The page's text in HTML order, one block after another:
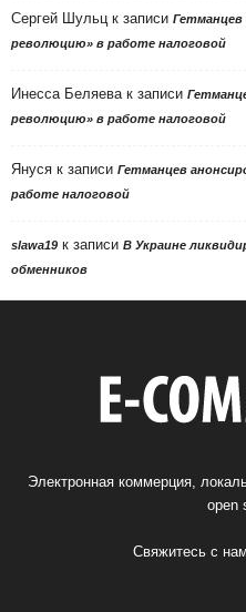
Сергей Шульц к записи Гетманцев
революцию» в работе налоговой
Инесса Беляева к записи
революцию» в работе налоговой
Януся к записи Гетманцев
работе налоговой
slawa19 к записи В Украине
обменников
Электронная коммерция,
open
Свяжитесь с